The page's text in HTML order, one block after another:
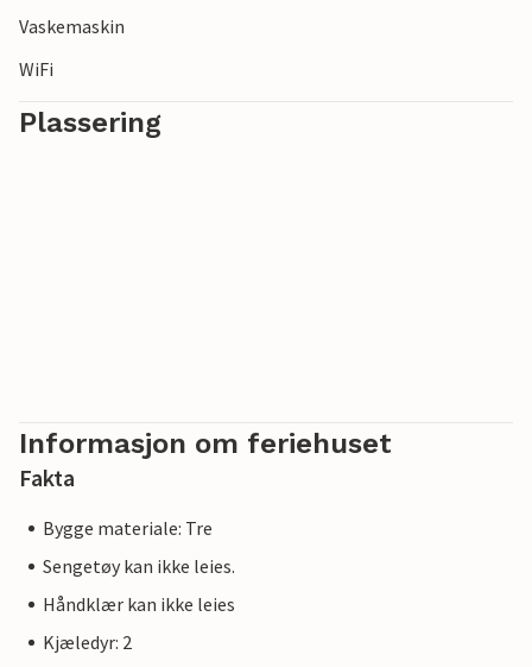
Vaskemaskin
WiFi
Plassering
Informasjon om feriehuset
Fakta
Bygge materiale: Tre
Sengetøy kan ikke leies.
Håndklær kan ikke leies
Kjæledyr: 2